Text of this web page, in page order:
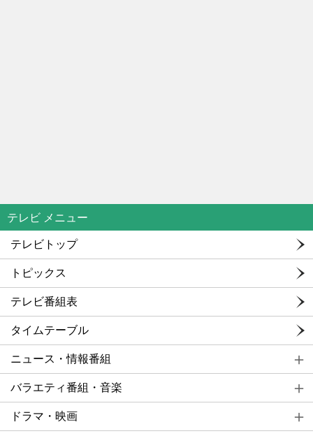
テレビ メニュー
テレビトップ
トピックス
テレビ番組表
タイムテーブル
ニュース・情報番組
バラエティ番組・音楽
ドラマ・映画